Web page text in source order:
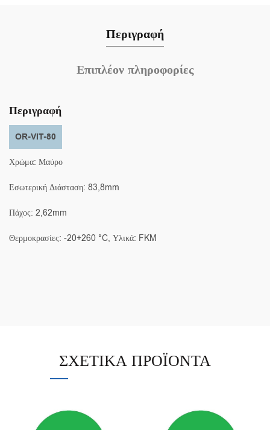
Περιγραφή
Επιπλέον πληροφορίες
Περιγραφή
OR-VIT-80
Χρώμα: Μαύρο
Εσωτερική Διάσταση: 83,8mm
Πάχος: 2,62mm
Θερμοκρασίες: -20+260 °C, Υλικά: FKM
ΣΧΕΤΙΚΆ ΠΡΟΪΌΝΤΑ